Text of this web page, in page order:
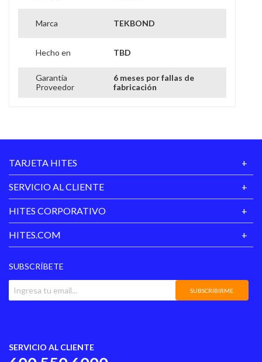
Marca TEKBOND
Hecho en TBD
Garantía
Proveedor
6 meses por fallas de
fabricación
TARJETA HITES
SERVICIO AL CLIENTE
HITES CORPORATIVO
HITES.COM
SUBSCRÍBETE
SUBSCRIBIRME
SERVICIO AL CLIENTE